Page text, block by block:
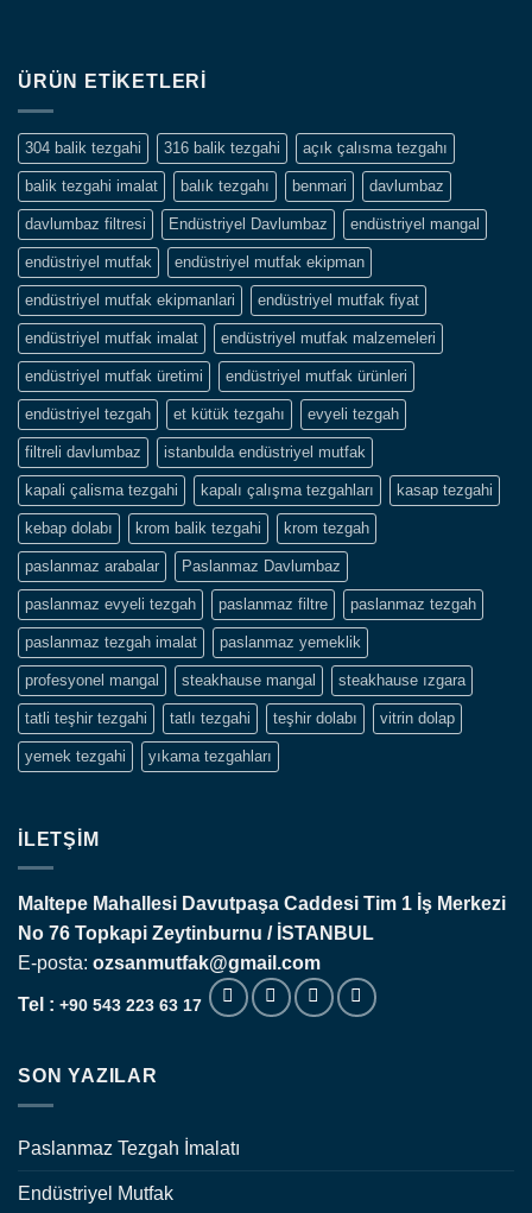
ÜRÜN ETIKETLERI
304 balik tezgahi 316 balik tezgahi açık çalısma tezgahı
balik tezgahi imalat balık tezgahı benmari davlumbaz
davlumbaz filtresi Endüstriyel Davlumbaz endüstriyel mangal
endüstriyel mutfak endüstriyel mutfak ekipman
endüstriyel mutfak ekipmanlari endüstriyel mutfak fiyat
endüstriyel mutfak imalat endüstriyel mutfak malzemeleri
endüstriyel mutfak üretimi endüstriyel mutfak ürünleri
endüstriyel tezgah et kütük tezgahı evyeli tezgah
filtreli davlumbaz istanbulda endüstriyel mutfak
kapali çalisma tezgahi kapalı çalışma tezgahları kasap tezgahi
kebap dolabı krom balik tezgahi krom tezgah
paslanmaz arabalar Paslanmaz Davlumbaz
paslanmaz evyeli tezgah paslanmaz filtre paslanmaz tezgah
paslanmaz tezgah imalat paslanmaz yemeklik
profesyonel mangal steakhause mangal steakhause ızgara
tatli teşhir tezgahi tatlı tezgahi teşhir dolabı vitrin dolap
yemek tezgahi yıkama tezgahları
İLETŞIM
Maltepe Mahallesi Davutpaşa Caddesi Tim 1 İş Merkezi
No 76 Topkapi Zeytinburnu / İSTANBUL
E-posta: ozsanmutfak@gmail.com
Tel : +90 543 223 63 17
SON YAZILAR
Paslanmaz Tezgah İmalatı
Endüstriyel Mutfak